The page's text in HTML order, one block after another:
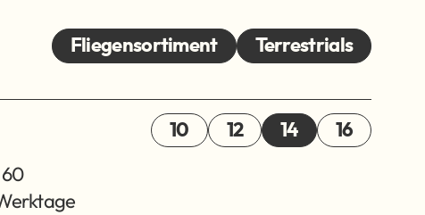
Fliegensortiment Terrestrials
10 12 14 16